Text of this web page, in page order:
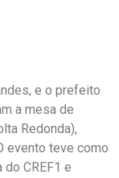
e o prefeito
a mesa de
Redonda),
evento teve como
CREF1 e